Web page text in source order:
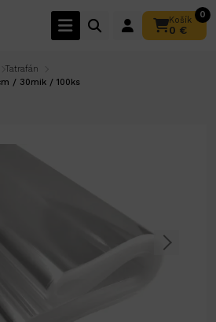
Košík
0
0 €
Tatrafán
/ 30mik / 100ks